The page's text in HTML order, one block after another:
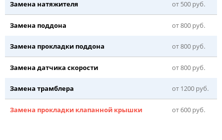
Замена натяжителя от 500 руб.
Замена поддона от 800 руб.
Замена прокладки поддона от 800 руб.
Замена датчика скорости от 800 руб.
Замена трамблера от 1200 руб.
Замена прокладки клапанной крышки от 600 руб.